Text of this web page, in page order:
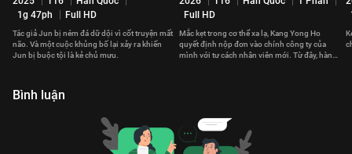
1g 47ph
Full HD
Tác giả Jun bị ném đá dữ dội vì cốt truyện mất
não. Và một cuộc khủng bố lại xảy ra khiến
Jun bị buộc tội là kẻ chủ mưu.
Full HD
Mắc kẹt trong cơ thể xa lạ, Kang Yong Ho
quyết định nộp đơn vào chính công ty của
mình với tư cách nhân viên mới. Từ đây, hành
Bình luận